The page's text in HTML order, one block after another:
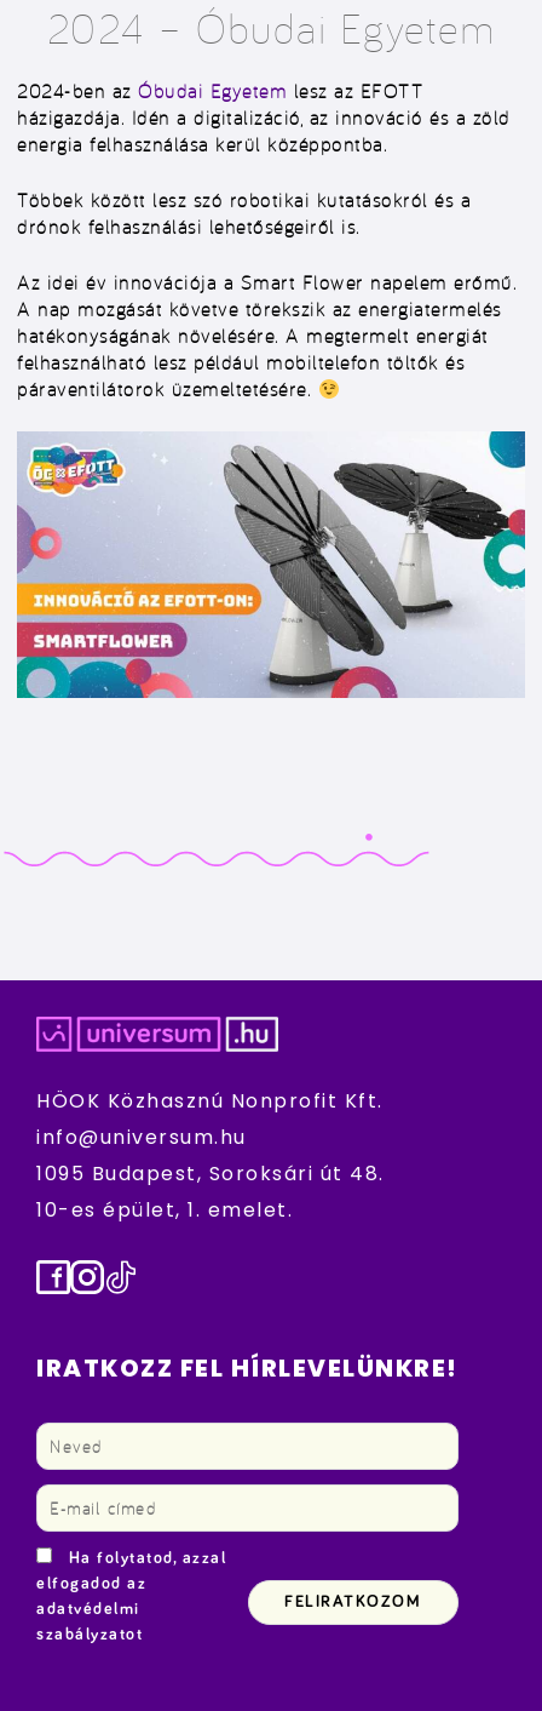
2024 – Óbudai Egyetem
2024-ben az Óbudai Egyetem lesz az EFOTT
házigazdája. Idén a digitalizáció, az innováció és a zöld
energia felhasználása kerül középpontba.
Többek között lesz szó robotikai kutatásokról és a
drónok felhasználási lehetőségeiről is.
Az idei év innovációja a Smart Flower napelem erőmű.
A nap mozgását követve törekszik az energiatermelés
hatékonyságának növelésére. A megtermelt energiát
felhasználható lesz például mobiltelefon töltők és
páraventilátorok üzemeltetésére.
HÖOK Közhasznú Nonprofit Kft.
info@universum.hu
1095 Budapest, Soroksári út 48.
10-es épület, 1. emelet.
Facebook
Instagram
TikTok
IRATKOZZ FEL HÍRLEVELÜNKRE!
Ha folytatod, azzal
elfogadod az
adatvédelmi
szabályzatot